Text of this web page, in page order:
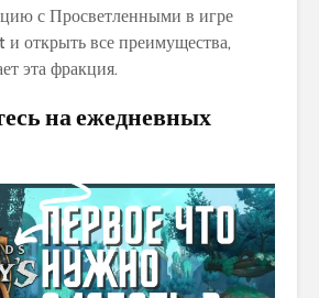
с Просветленными в игре
открыть все преимущества,
эта фракция.
на ежедневных